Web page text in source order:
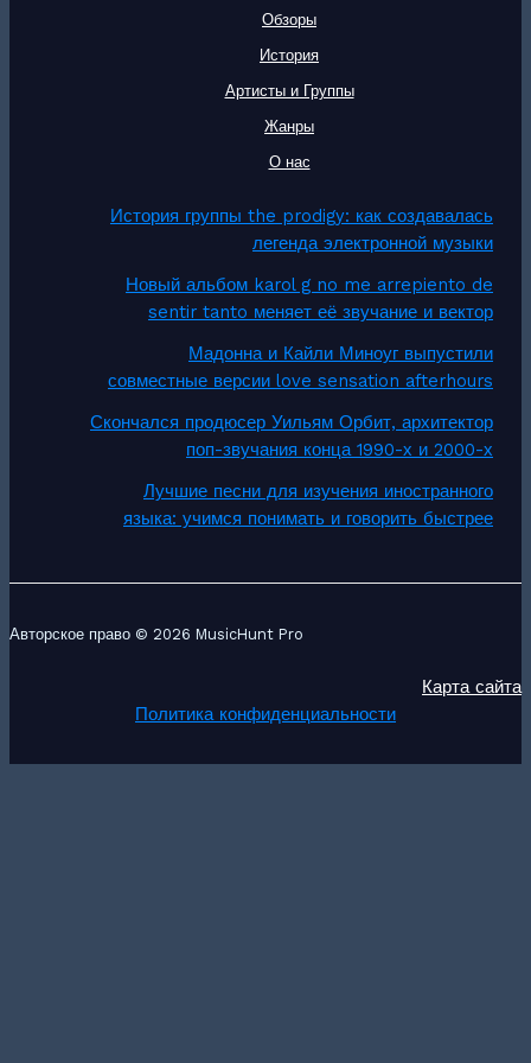
Обзоры
История
Артисты и Группы
Жанры
О нас
История группы the prodigy: как создавалась
легенда электронной музыки
Новый альбом karol g no me arrepiento de
sentir tanto меняет её звучание и вектор
Мадонна и Кайли Миноуг выпустили
совместные версии love sensation afterhours
Скончался продюсер Уильям Орбит, архитектор
поп-звучания конца 1990-х и 2000-х
Лучшие песни для изучения иностранного
языка: учимся понимать и говорить быстрее
Авторское право © 2026 MusicHunt Pro
Карта сайта
Политика конфиденциальности